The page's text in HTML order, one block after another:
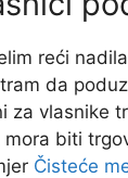
reći
da
za vlasnike
biti
Čisteće